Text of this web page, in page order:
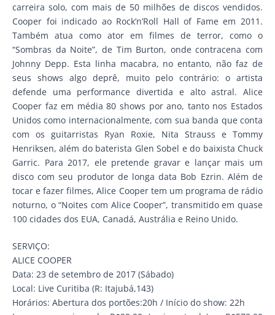
carreira solo, com mais de 50 milhões de discos vendidos.
Cooper foi indicado ao Rock’n’Roll Hall of Fame em 2011.
Também atua como ator em filmes de terror, como o
“Sombras da Noite”, de Tim Burton, onde contracena com
Johnny Depp. Esta linha macabra, no entanto, não faz de
seus shows algo deprê, muito pelo contrário: o artista
defende uma performance divertida e alto astral. Alice
Cooper faz em média 80 shows por ano, tanto nos Estados
Unidos como internacionalmente, com sua banda que conta
com os guitarristas Ryan Roxie, Nita Strauss e Tommy
Henriksen, além do baterista Glen Sobel e do baixista Chuck
Garric. Para 2017, ele pretende gravar e lançar mais um
disco com seu produtor de longa data Bob Ezrin. Além de
tocar e fazer filmes, Alice Cooper tem um programa de rádio
noturno, o “Noites com Alice Cooper”, transmitido em quase
100 cidades dos EUA, Canadá, Austrália e Reino Unido.
SERVIÇO:
ALICE COOPER
Data: 23 de setembro de 2017 (Sábado)
Local: Live Curitiba (R: Itajubá,143)
Horários: Abertura dos portões:20h / Início do show: 22h